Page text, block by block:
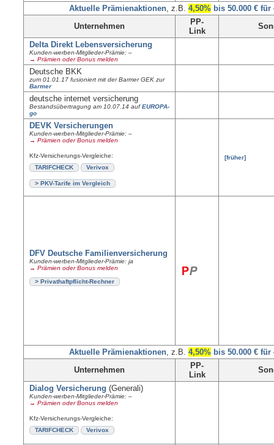
Aktuelle Prämienaktionen , z.B.4,50% bis 50.000 € für
Unternehmen
PP-
Link
Delta Direkt Lebensversicherung
Kunden-werben-Mitglieder-Prämie: –
→ Prämien oder Bonus melden
Deutsche BKK
zum 01.01.17 fusioniert mit der Barmer GEK zur
Barmer
deutsche internet versicherung
Bestandsübertragung am 10.07.14 aufEUROPA-
go
DEVK Versicherungen
Kunden-werben-Mitglieder-Prämie: –
→ Prämien oder Bonus melden
Kfz-Versicherungs-Vergleiche:
TARIFCHECK
Verivox
> PKV-Tarife im Vergleich
[früher]
DFV Deutsche Familienversicherung
Kunden-werben-Mitglieder-Prämie: ja
→ Prämien oder Bonus melden
> Privathaftpflicht-Rechner
Aktuelle Prämienaktionen , z.B.4,50% bis 50.000 € für
Unternehmen
PP-
Link
Dialog Versicherung (Generali)
Kunden-werben-Mitglieder-Prämie: –
→ Prämien oder Bonus melden
Kfz-Versicherungs-Vergleiche:
TARIFCHECK
Verivox